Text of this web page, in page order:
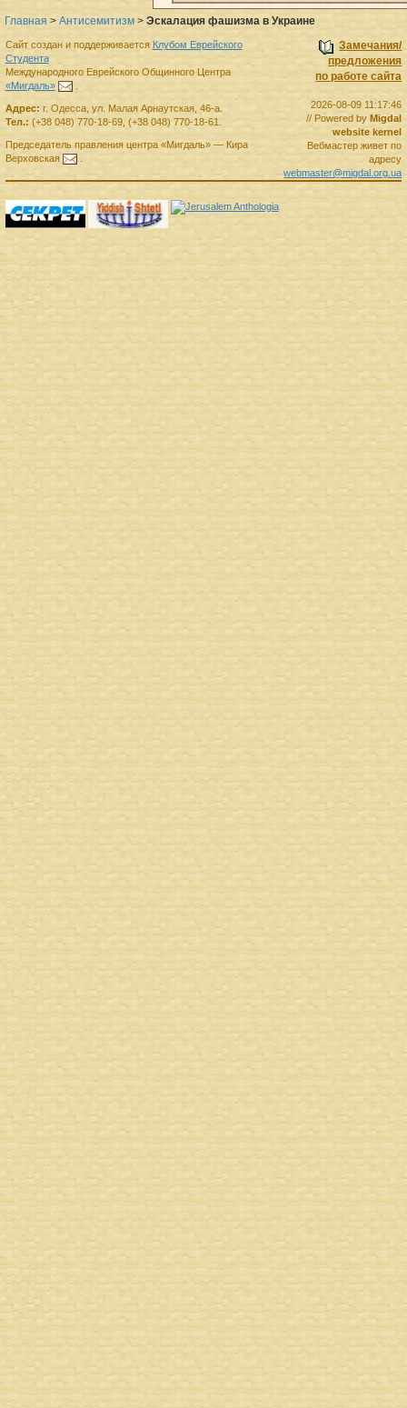
Главная > Антисемитизм > Эскалация фашизма в Украине
Замечания/
предложения
по работе сайта
2026-08-09 11:17:46
// Powered byMigdal
website kernel
Вебмастер живет по
адресу
webmaster@migdal.org.ua
Сайт создан и поддерживается Клубом Еврейского
Студента
Международного Еврейского Общинного Центра
«Мигдаль»
.
Адрес: г. Одесса, ул. Малая Арнаутская, 46-а.
Тел.: (+38 048) 770-18-69, (+38 048) 770-18-61
Председатель правленияцентра «Мигдаль»— Кира
Верховская
.